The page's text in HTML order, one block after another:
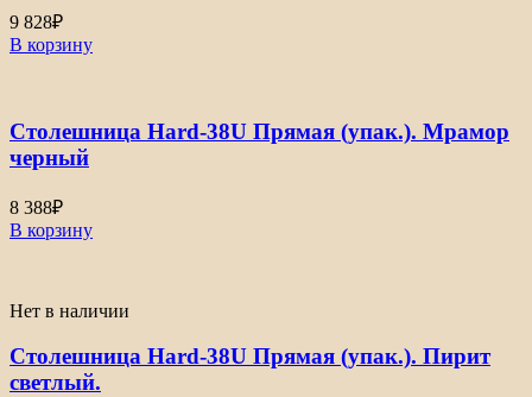
9 828₽
В корзину
Столешница Hard-38U Прямая (упак.). Мрамор
черный
8 388₽
В корзину
Нет в наличии
Столешница Hard-38U Прямая (упак.). Пирит
светлый.